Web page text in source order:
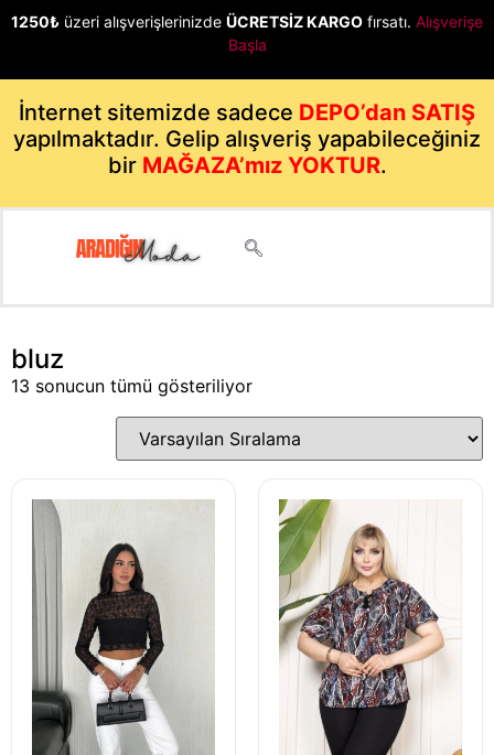
1250₺ üzeri alışverişlerinizde ÜCRETSİZ KARGO fırsatı. Alışverişe
Başla
İnternet sitemizde sadece DEPO’dan SATIŞ
yapılmaktadır. Gelip alışveriş yapabileceğiniz
bir MAĞAZA’mız YOKTUR.
bluz
13 sonucun tümü gösteriliyor